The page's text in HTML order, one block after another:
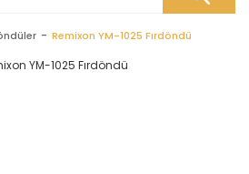
Remixon YM-1025 Fırdöndü